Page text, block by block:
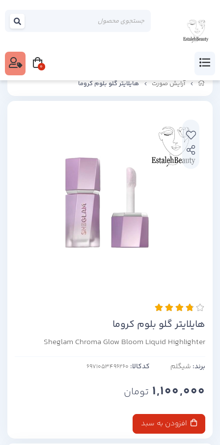
آرایش صورت هایلایتر گلو بلوم کروما
هایلایتر گلو بلوم کروما
Sheglam Chroma Glow Bloom Liquid Highlighter
برند: شیگلم کدکالا:
1,100,000 تومان
افزودن به سبد
0